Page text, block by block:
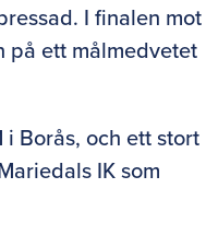
I finalen mot
på ett målmedvetet
Borås, och ett stort
IK som